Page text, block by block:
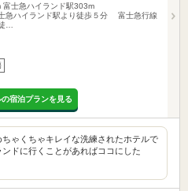
富士急ハイランド駅303m
急ハイランド駅より徒歩５分 富士急行線
…
宿泊プランを見る
ゃくちゃキレイな洗練されたホテルで
ドに行くことがあればココにした